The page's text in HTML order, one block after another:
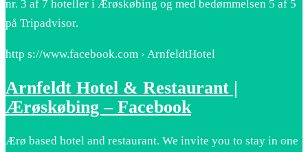
nr. 3 af 7 hoteller i Ærøskøbing og med bedømmelsen 5 af 5
på Tripadvisor.
http s://www.facebook.com › ArnfeldtHotel
Arnfeldt Hotel & Restaurant |
Ærøskøbing – Facebook
Ærø based hotel and restaurant. We invite you to stay in one